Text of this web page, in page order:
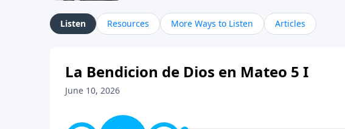
Listen Resources More Ways to Listen Articles
La Bendicion de Dios en Mateo 5 I
June 10, 2026